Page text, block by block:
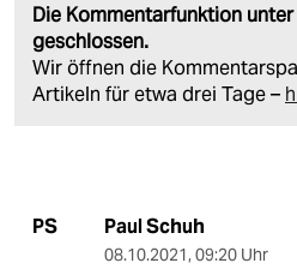
Die Kommentarfunktion
geschlossen.
Wir öffnen die
Artikeln für etwa drei Tage –
PS Paul Schuh
08.10.2021, 09:20 Uhr